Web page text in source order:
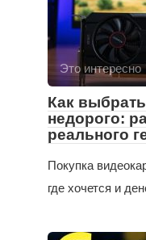
Это интересно
Как
недорого:
реального
Покупка
где хочется и